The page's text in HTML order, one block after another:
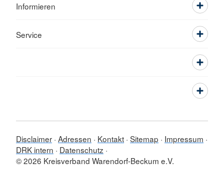
Informieren
Service
Disclaimer Adressen Kontakt Sitemap
Impressum
DRK intern
Datenschutz
© 2026 Kreisverband Warendorf-Beckum e.V.